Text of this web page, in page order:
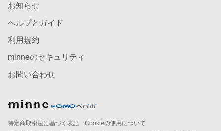
お知らせ
ヘルプとガイド
利用規約
minneのセキュリティ
お問い合わせ
特定商取引法に基づく表記
Cookieの使用について